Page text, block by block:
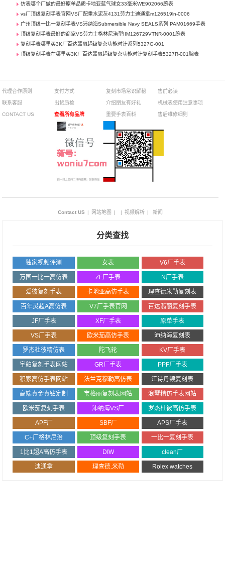
仿表哪个厂做的最好原单品质卡地亚蓝气球女33毫米WE902066腕表
vs厂顶级复刻手表官网VS厂配重水泥灰4131劳力士迪通拿m126519ln-0006
广州顶级一比一复刻手表VS沛纳海Submersible Navy SEALS系列 PAM01669手表
顶级复刻手表最好的商家VS劳力士格林尼治型IIM126729VTNR-0001腕表
复刻手表哪里买3K厂百达翡丽超级复杂功能时计系列5327G-001
顶级复刻手表在哪里买3K厂百达翡丽超级复杂功能时计复刻手表5327R-001腕表
代理合作原则
联系客服
CONTACT US
支付方式
出货质检
查看所有品牌
复刻市场常识解秘
介绍朋友有好礼
重要手表百科
售前必读
机械表使用注意事项
售后维修细则
Contact US | 网站地图 | | 视频解析 | 新闻
分类查找
独家视频评测 女表 V6厂手表
万国一比一高仿表 ZF厂手表 N厂手表
爱彼复刻手表 卡地亚高仿手表 理查德米勒复刻表
百年灵超A高仿表 V7厂手表官网 百达翡丽复刻手表
JF厂手表 XF厂手表 原单手表
VS厂手表 欧米茄高仿手表 沛纳海复刻表
罗杰杜彼精仿表 陀飞轮 KV厂手表
宇舶复刻手表网站 GR厂手表 PPF厂手表
积家高仿手表网站 法兰克穆勒高仿表 江诗丹顿复刻表
高端真金真钻定制 宝格丽复刻表网站 浪琴精仿手表网站
欧米茄复刻手表 沛纳海VS厂 罗杰杜彼高仿手表
APF厂 SBF厂 APS厂手表
C+厂格林尼治 顶级复刻手表 一比一复刻手表
1比1超A高仿手表 DIW clean厂
迪通拿 理查德.米勒 Rolex watches